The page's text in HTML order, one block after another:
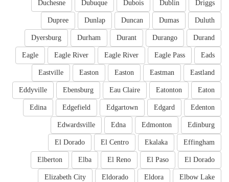
Driggs
Dublin
Dubois
Dubuque
Duchesne
Duluth
Dumas
Duncan
Dunlap
Dupree
Durand
Durango
Durant
Durham
Dyersburg
Eads
Eagle Pass
Eagle River
Eagle River
Eagle
Eastland
Eastman
Easton
Easton
Eastville
Eaton
Eatonton
Eau Claire
Ebensburg
Eddyville
Edenton
Edgard
Edgartown
Edgefield
Edina
Edinburg
Edmonton
Edna
Edwardsville
Effingham
Ekalaka
El Centro
El Dorado
El Dorado
El Paso
El Reno
Elba
Elberton
Elbow Lake
Eldora
Eldorado
Elizabeth City